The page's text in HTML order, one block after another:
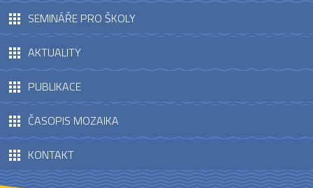
SEMINÁŘE PRO ŠKOLY
AKTUALITY
PUBLIKACE
ČASOPIS MOZAIKA
KONTAKT